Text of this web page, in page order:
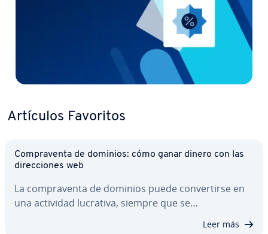
Artículos Favoritos
Co­m­pra­ve­n­ta de dominios: cómo ganar dinero con las
di­re­c­cio­nes web
La co­m­pra­ve­n­ta de dominios puede co­n­ve­r­ti­r­se en
una actividad lucrativa, siempre que se…
Leer más